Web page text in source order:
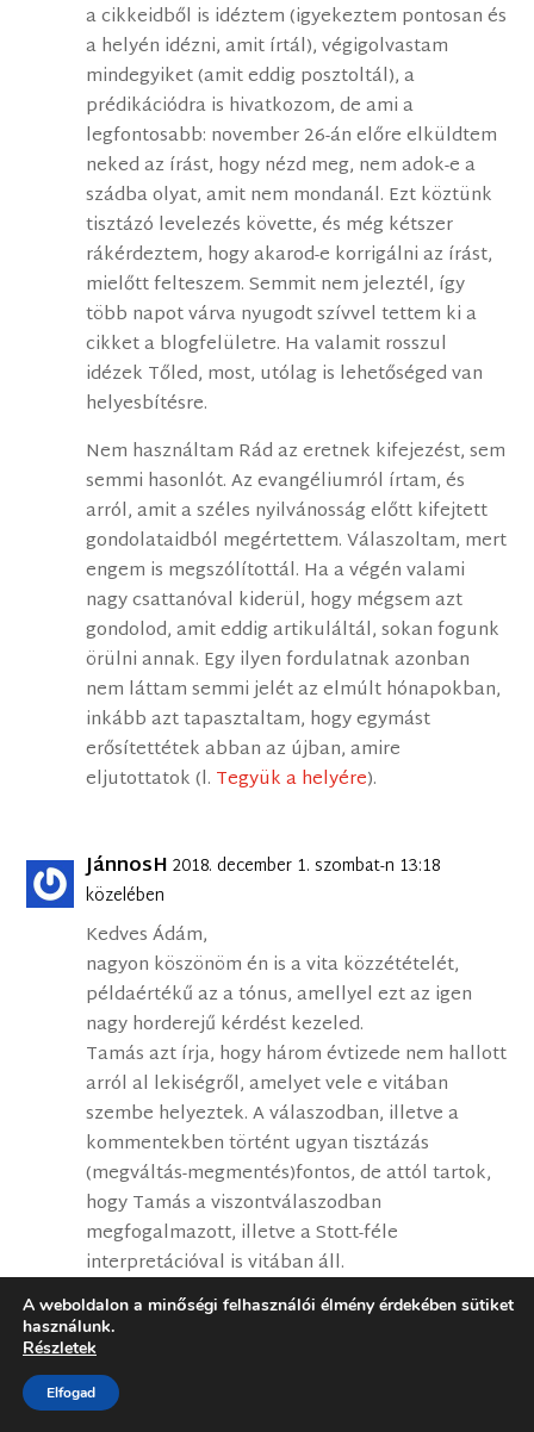
a cikkeidből is idéztem (igyekeztem pontosan és
a helyén idézni, amit írtál), végigolvastam
mindegyiket (amit eddig posztoltál), a
prédikációdra is hivatkozom, de ami a
legfontosabb: november 26-án előre elküldtem
neked az írást, hogy nézd meg, nem adok-e a
szádba olyat, amit nem mondanál. Ezt köztünk
tisztázó levelezés követte, és még kétszer
rákérdeztem, hogy akarod-e korrigálni az írást,
mielőtt felteszem. Semmit nem jeleztél, így
több napot várva nyugodt szívvel tettem ki a
cikket a blogfelületre. Ha valamit rosszul
idézek Tőled, most, utólag is lehetőséged van
helyesbítésre.
Nem használtam Rád az eretnek kifejezést, sem
semmi hasonlót. Az evangéliumról írtam, és
arról, amit a széles nyilvánosság előtt kifejtett
gondolataidból megértettem. Válaszoltam, mert
engem is megszólítottál. Ha a végén valami
nagy csattanóval kiderül, hogy mégsem azt
gondolod, amit eddig artikuláltál, sokan fogunk
örülni annak. Egy ilyen fordulatnak azonban
nem láttam semmi jelét az elmúlt hónapokban,
inkább azt tapasztaltam, hogy egymást
erősítettétek abban az újban, amire
eljutottatok (l. Tegyük a helyére).
JánnosH 2018. december 1. szombat-n 13:18
közelében
Kedves Ádám,
nagyon köszönöm én is a vita közzétételét,
példaértékű az a tónus, amellyel ezt az igen
nagy horderejű kérdést kezeled.
Tamás azt írja, hogy három évtizede nem hallott
arról al lekiségről, amelyet vele e vitában
szembe helyeztek. A válaszodban, illetve a
kommentekben történt ugyan tisztázás
(megváltás-megmentés)fontos, de attól tartok,
hogy Tamás a viszontválaszodban
megfogalmazott, illetve a Stott-féle
interpretációval is vitában áll.
Egyszerűen létezik az a „kegyességi irány”,
amelyben évtizedeket {igen:(} el lehet tölteni
úgy, hogy az Isten haragja és az evangélium
közötti összefüggés. illetőleg ennek a
jelentősége nem válik világossá egy átlag – a
A weboldalon a minőségi felhasználói élmény érdekében sütiket
használunk.
Részletek
Elfogad